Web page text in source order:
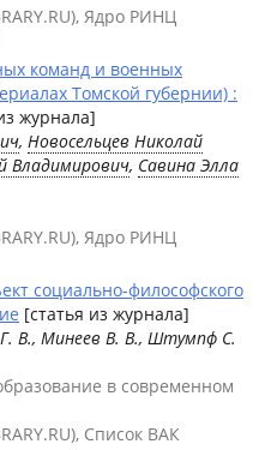
Ядро РИНЦ
команд и военных
Томской губернии) :
журнала]
, Новосельцев Николай
Владимирович, Савина Элла
Ядро РИНЦ
социально-философского
[статья из журнала]
В., Минеев В. В., Штумпф С.
в современном
Список ВАК